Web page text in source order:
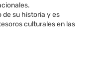
su historia y es
culturales en las